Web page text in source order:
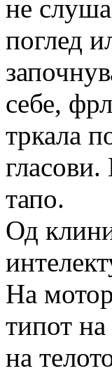
не
поглед
себе,
тркала
тапо.
Од
На
типот
на